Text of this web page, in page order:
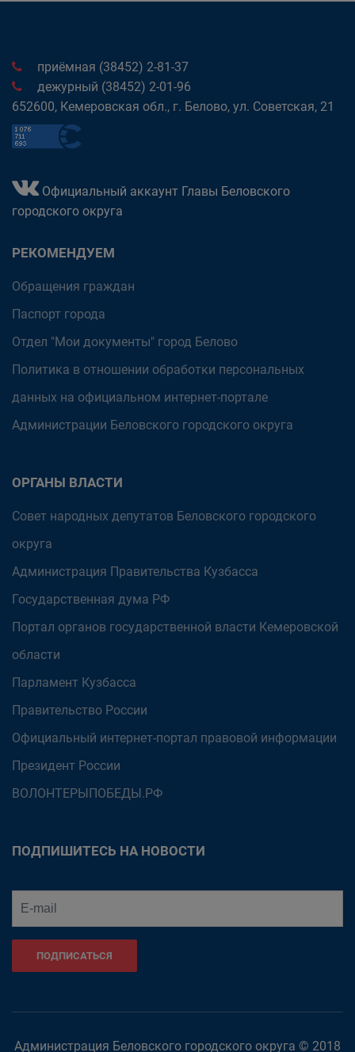
приёмная (38452) 2-81-37
дежурный (38452) 2-01-96
652600, Кемеровская обл., г. Белово, ул. Советская, 21
Официальный аккаунт Главы Беловского
городского округа
РЕКОМЕНДУЕМ
Обращения граждан
Паспорт города
Отдел "Мои документы" город Белово
Политика в отношении обработки персональных
данных на официальном интернет-портале
Администрации Беловского городского округа
ОРГАНЫ ВЛАСТИ
Совет народных депутатов Беловского городского
округа
Администрация Правительства Кузбасса
Государственная дума РФ
Портал органов государственной власти Кемеровской
области
Парламент Кузбасса
Правительство России
Официальный интернет-портал правовой информации
Президент России
ВОЛОНТЕРЫПОБЕДЫ.РФ
ПОДПИШИТЕСЬ НА НОВОСТИ
ПОДПИСАТЬСЯ
Администрация Беловского городского округа © 2018